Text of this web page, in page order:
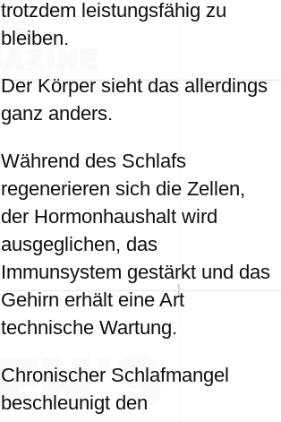
trotzdem leistungsfähig zu
bleiben.
Der Körper sieht das allerdings
ganz anders.
Während des Schlafs
regenerieren sich die Zellen,
der Hormonhaushalt wird
ausgeglichen, das
Immunsystem gestärkt und das
Gehirn erhält eine Art
technische Wartung.
Chronischer Schlafmangel
beschleunigt den